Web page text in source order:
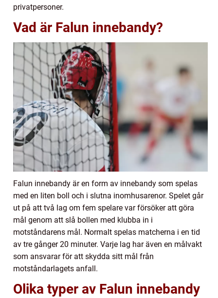
privatpersoner.
Vad är Falun innebandy?
Falun innebandy är en form av innebandy som spelas
med en liten boll och i slutna inomhusarenor. Spelet går
ut på att två lag om fem spelare var försöker att göra
mål genom att slå bollen med klubba in i
motståndarens mål. Normalt spelas matcherna i en tid
av tre gånger 20 minuter. Varje lag har även en målvakt
som ansvarar för att skydda sitt mål från
motståndarlagets anfall.
Olika typer av Falun innebandy